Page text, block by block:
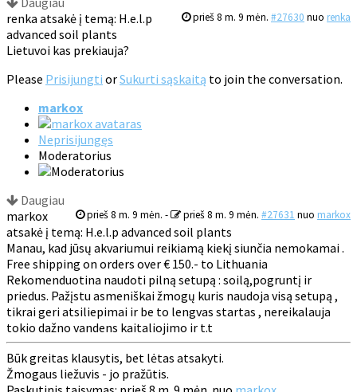
prieš 8 m. 9 mėn. #27630 nuo renka
renka atsakė į temą: H.e.l.p
advanced soil plants
Lietuvoi kas prekiauja?
Please Prisijungti orSukurti sąskaitą to join the conversation.
markox
Neprisijungęs
Moderatorius
Daugiau
prieš 8 m. 9 mėn. - prieš 8 m. 9 mėn. #27631 nuo markox
markox
atsakė į temą: H.e.l.p advanced soil plants
Manau, kad jūsų akvariumui reikiamą kiekį siunčia nemokamai .
Free shipping on orders over € 150.- to Lithuania
Rekomenduotina naudoti pilną setupą : soilą,pogruntį ir
priedus. Pažįstu asmeniškai žmogų kuris naudoja visą setupą ,
tikrai geri atsiliepimai ir be to lengvas startas , nereikalauja
tokio dažno vandens kaitaliojimo ir t.t
Būk greitas klausytis, bet lėtas atsakyti.
Žmogaus liežuvis - jo pražūtis.